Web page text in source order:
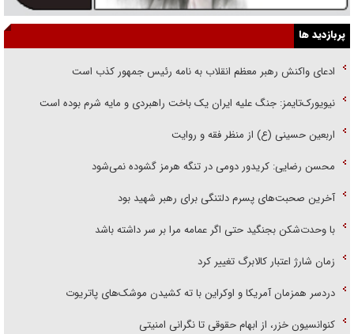
پربازدید ها
ادعای واکنش رهبر معظم انقلاب به نامه رئیس جمهور کذب است
نیویورک‌تایمز: جنگ علیه ایران یک باخت راهبردی و مایه شرم بوده است
اربعین حسینی (ع) از منظر فقه و روایت
محسن رضایی: کریدور دومی در تنگه هرمز گشوده نمی‌شود
آخرین صحبت‌های پسرم دلتنگی برای رهبر شهید بود
با وحدت‌شکن بجنگید حتی اگر عمامه مرا بر سر داشته باشد
زمان شارژ اعتبار کالابرگ تغییر کرد
دردسر همزمان آمریکا و اوکراین با ته کشیدن موشک‌های پاتریوت
کنوانسیون خزر، از ابهام حقوقی تا نگرانی امنیتی